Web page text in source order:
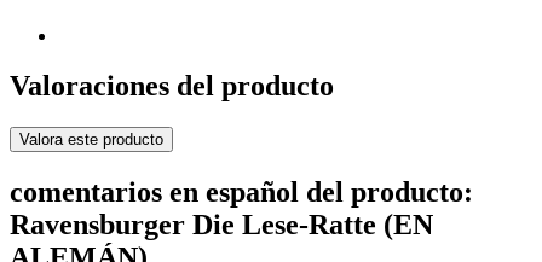
Valoraciones del producto
Valora este producto
comentarios en español del producto:
Ravensburger Die Lese-Ratte (EN